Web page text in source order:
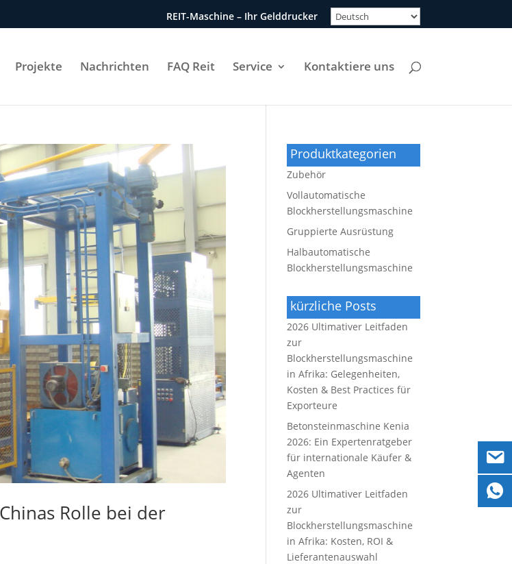
REIT-Maschine – Ihr Gelddrucker
Projekte Nachrichten FAQ Reit Service Kontaktiere uns
Rolle bei der
Produktkategorien
Zubehör
Vollautomatische
Blockherstellungsmaschine
Gruppierte Ausrüstung
Halbautomatische
Blockherstellungsmaschine
kürzliche Posts
2026 Ultimativer Leitfaden
zur
Blockherstellungsmaschine
in Afrika: Gelegenheiten,
Kosten & Best Practices für
Exporteure
Betonsteinmaschine Kenia
2026: Ein Expertenratgeber
für internationale Käufer &
Agenten
2026 Ultimativer Leitfaden
zur
Blockherstellungsmaschine
in Afrika: Kosten, ROI &
Lieferantenauswahl